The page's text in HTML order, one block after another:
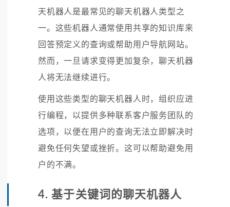
天机器人是最常见的聊天机器人类型之
一。这些机器人通常使用共享的知识库来
回答预定义的查询或帮助用户导航网站。
然而，一旦请求变得更加复杂，聊天机器
人将无法继续进行。
使用这些类型的聊天机器人时，组织应进
行编程，以提供多种联系客户服务团队的
选项，以便在用户的查询无法立即解决时
避免任何失望或挫折。这可以帮助避免用
户的不满。
4. 基于关键词的聊天机器人